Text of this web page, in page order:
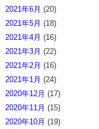
2021年6月 (20)
2021年5月 (18)
2021年4月 (16)
2021年3月 (22)
2021年2月 (16)
2021年1月 (24)
2020年12月 (17)
2020年11月 (15)
2020年10月 (19)